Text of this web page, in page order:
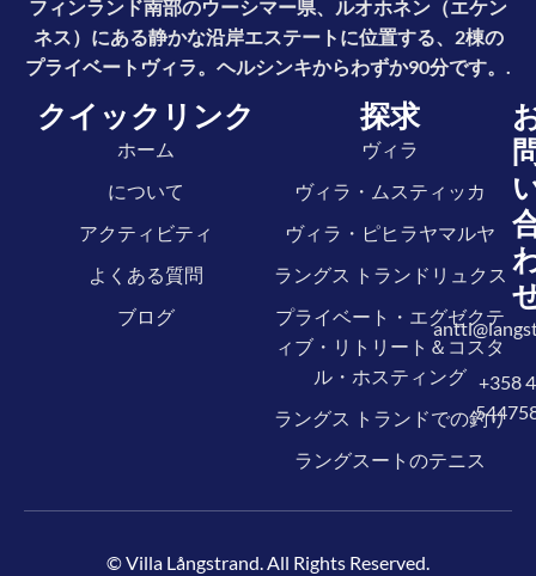
フィンランド南部のウーシマー県、ルオホネン（エケン
ネス）にある静かな沿岸エステートに位置する、2棟の
プライベートヴィラ。ヘルシンキからわずか90分です。.
クイックリンク
ホーム
について
アクティビティ
よくある質問
ブログ
探求
ヴィラ
ヴィラ・ムスティッカ
ヴィラ・ピヒラヤマルヤ
ラングス トランドリュクス
プライベート・エグゼクテ
ィブ・リトリート＆コスタ
ル・ホスティング
ラングス トランドでの釣り
ラングスートのテニス
+358
© Villa Långstrand. All Rights Reserved.